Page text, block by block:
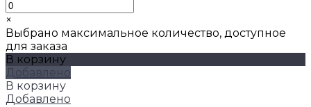
×
Выбрано максимальное количество, доступное
для заказа
В корзину
Добавлено
В корзину
Добавлено